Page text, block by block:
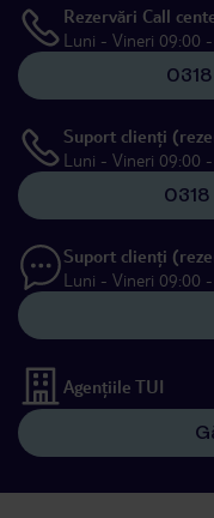
Rezervări Call
Luni - Vineri 09:00
Suport clienți
Luni - Vineri 09:00
Suport clienți
Luni - Vineri 09:00
Agențiile TUI